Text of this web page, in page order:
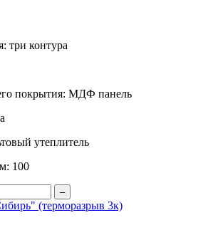
три контура
покрытия: МДФ панель
утеплитель
100
–